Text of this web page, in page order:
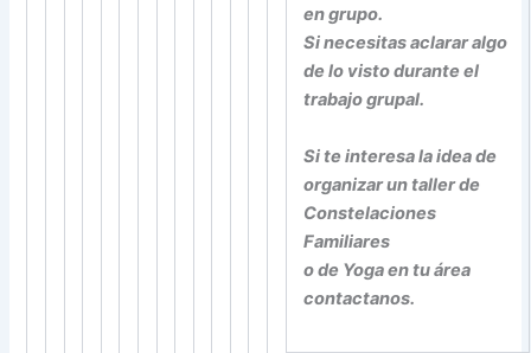
en grupo.
Si necesitas aclarar algo
de lo visto durante el
trabajo grupal.
Si te interesa la idea de
organizar un taller de
Constelaciones
Familiares
o de Yoga en tu área
contactanos.